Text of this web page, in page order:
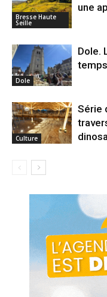
Bresse Haute
Seille
une
Dole
Dole.
Culture
Série